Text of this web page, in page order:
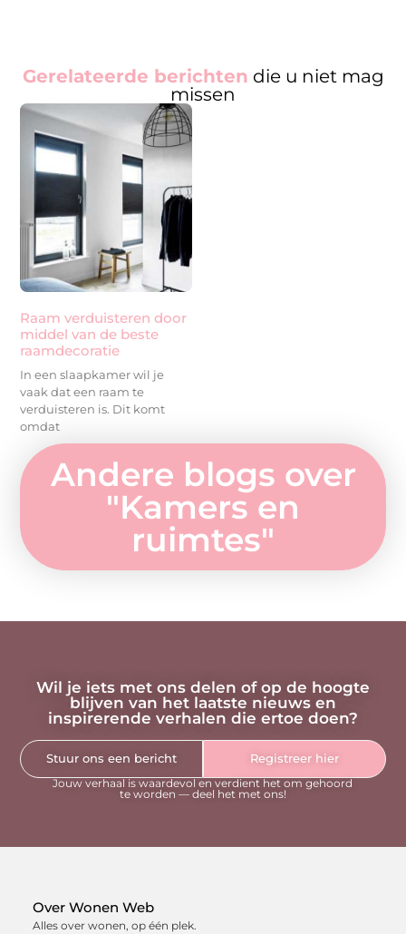
Gerelateerde berichten die u niet mag
missen
Raam verduisteren door
middel van de beste
raamdecoratie
In een slaapkamer wil je
vaak dat een raam te
verduisteren is. Dit komt
omdat
Andere blogs over
"Kamers en
ruimtes"
Wil je iets met ons delen of op de hoogte
blijven van het laatste nieuws en
inspirerende verhalen die ertoe doen?
Stuur ons een bericht
Registreer hier
Jouw verhaal is waardevol en verdient het om gehoord
te worden — deel het met ons!
Over Wonen Web
Alles over wonen, op één plek.